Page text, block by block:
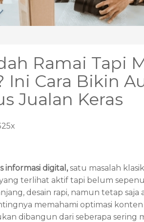
Ramai Tapi
Ini Cara Bikin
Jualan Keras
informasi digital,satu masalah
terlihat aktif tapi belum
desain rapi, namun tetap
memahami optimasi
dibangun dari seberapa sering